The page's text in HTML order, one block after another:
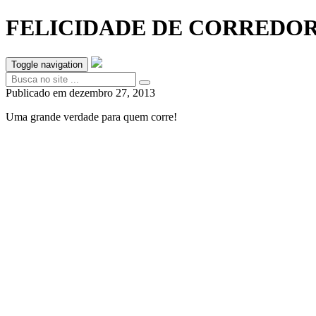
FELICIDADE DE
Toggle navigation
Publicado em dezembro 27, 2013
Uma grande verdade para quem corre!